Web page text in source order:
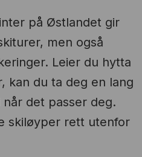
på Østlandet gir
men også
Leier du hytta
kan du ta deg en lang
det passer deg.
skiløyper rett utenfor